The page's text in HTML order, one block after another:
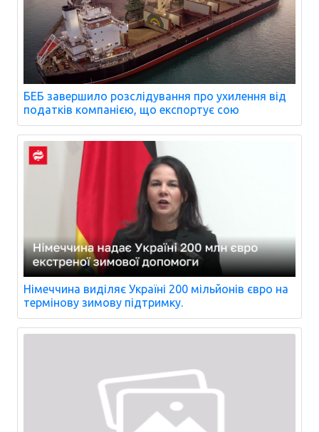
БЕБ завершило розслідування про ухилення від
податків компанією, що експортує сою
Німеччина виділяє Україні 200 мільйонів євро на
термінову зимову підтримку.